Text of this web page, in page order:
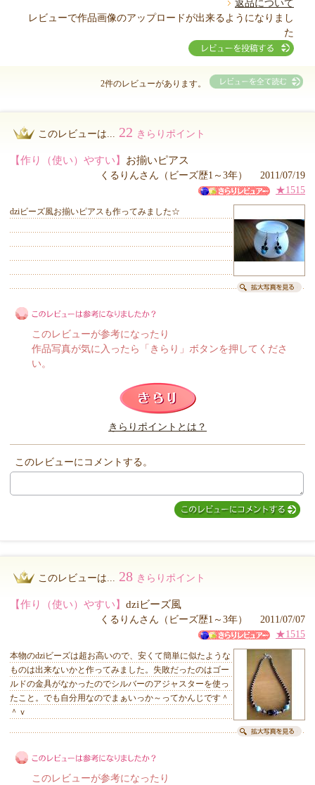
返品について
レビューで作品画像のアップロードが出来るようになりまし
た
2件のレビューがあります。
このレビューは... 22 きらりポイント
【作り（使い）やすい】 お揃いピアス
くるりんさん（ビーズ歴1～3年） 2011/07/19
★1515
dziビーズ風お揃いピアスも作ってみました☆
このレビューは参考になりましたか？
このレビューが参考になったり
作品写真が気に入ったら「きらり」ボタンを押してくださ
い。
きらりポイントとは？
このレビューにコメントする。
このレビューは... 28 きらりポイント
【作り（使い）やすい】 dziビーズ風
くるりんさん（ビーズ歴1～3年） 2011/07/07
★1515
本物のdziビーズは超お高いので、安くて簡単に似たような
ものは出来ないかと作ってみました。失敗だったのはゴー
ルドの金具がなかったのでシルバーのアジャスターを使っ
たこと。でも自分用なのでまぁいっか～ってかんじです＾
＾ｖ
このレビューが参考になったり